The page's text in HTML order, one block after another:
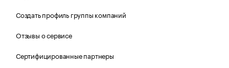
Создать профиль группы компаний
Отзывы о сервисе
Сертифицированные партнеры